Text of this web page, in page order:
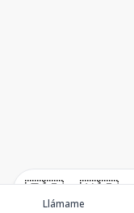
🇪🇸 🇺🇸
Llámame